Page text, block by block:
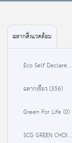
ฉลากสิ่งแวดล้อม
Eco Self Declare (0)
ฉลากเขียว (356)
Green For Life (0)
SCG GREEN CHOICE (37)